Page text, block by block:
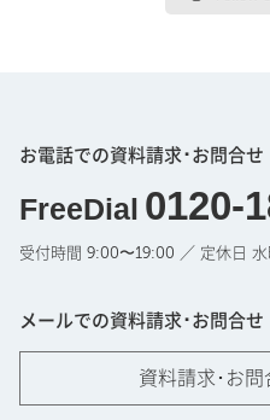
お電話での資料請求･お問合せ
FreeDial 0120-
受付時間 9:00〜19:00 ／ 定休日 水
メールでの資料請求･お問合せ
資料請求･お